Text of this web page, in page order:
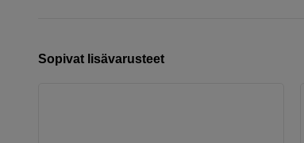
Sopivat lisävarusteet